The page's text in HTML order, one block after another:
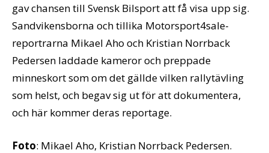
gav chansen till Svensk Bilsport att få visa upp sig.
Sandvikensborna och tillika Motorsport4sale-
reportrarna Mikael Aho och Kristian Norrback
Pedersen laddade kameror och preppade
minneskort som om det gällde vilken rallytävling
som helst, och begav sig ut för att dokumentera,
och här kommer deras reportage.
Foto: Mikael Aho, Kristian Norrback Pedersen.